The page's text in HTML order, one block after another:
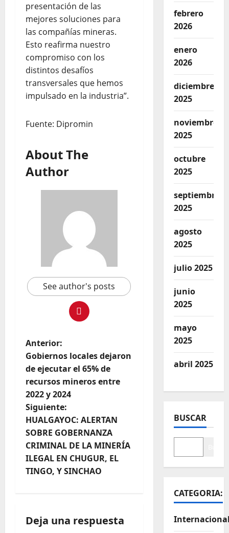
presentación de las
mejores soluciones para
las compañías mineras.
Esto reafirma nuestro
compromiso con los
distintos desafíos
transversales que hemos
impulsado en la industria”.
Fuente: Dipromin
About The
Author
See author's posts
Anterior:
Gobiernos locales dejaron
de ejecutar el 65% de
recursos mineros entre
2022 y 2024
Siguiente:
HUALGAYOC: ALERTAN
SOBRE GOBERNANZA
CRIMINAL DE LA MINERÍA
ILEGAL EN CHUGUR, EL
TINGO, Y SINCHAO
Deja una respuesta
febrero
2026
enero
2026
diciembre
2025
noviembre
2025
octubre
2025
septiembre
2025
agosto
2025
julio 2025
junio
2025
mayo
2025
abril 2025
BUSCAR
CATEGORIA: